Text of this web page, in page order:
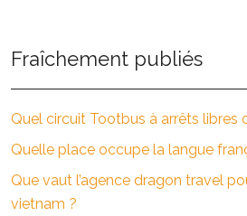
Fraîchement publiés
Quel circuit Tootbus à arrêts libres
Quelle place occupe la langue
Que vaut l’agence dragon travel
vietnam ?